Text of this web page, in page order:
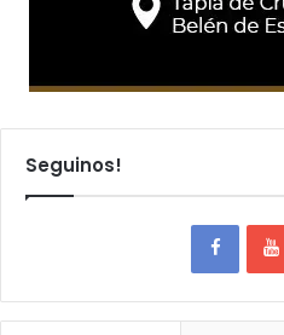
Seguinos!